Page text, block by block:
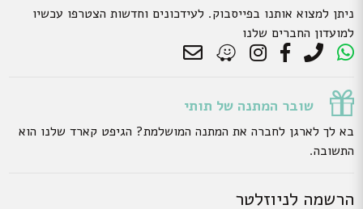
ניתן למצוא אותנו בפייסבוק. לעידכונים וחדשות הצטרפו עכשיו
למועדון החברים שלנו
שובר המתנה של תותי
בא לך לארגן לחברה את המתנה המושלמת? הגיפט קארד שלנו הוא
התשובה.
הרשמה לניוזלטר